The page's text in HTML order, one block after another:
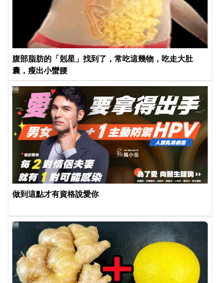
腹部脂肪的「剋星」找到了，常吃這幾物，吃走大肚
囊，瘦出小蠻腰
做到這點才有資格說愛你
PR
PR